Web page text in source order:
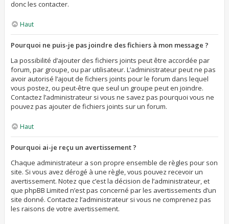
donc les contacter.
Haut
Pourquoi ne puis-je pas joindre des fichiers à mon message ?
La possibilité d’ajouter des fichiers joints peut être accordée par
forum, par groupe, ou par utilisateur. L’administrateur peut ne pas
avoir autorisé l’ajout de fichiers joints pour le forum dans lequel
vous postez, ou peut-être que seul un groupe peut en joindre.
Contactez l’administrateur si vous ne savez pas pourquoi vous ne
pouvez pas ajouter de fichiers joints sur un forum.
Haut
Pourquoi ai-je reçu un avertissement ?
Chaque administrateur a son propre ensemble de règles pour son
site. Si vous avez dérogé à une règle, vous pouvez recevoir un
avertissement. Notez que c’est la décision de l’administrateur, et
que phpBB Limited n’est pas concerné par les avertissements d’un
site donné. Contactez l’administrateur si vous ne comprenez pas
les raisons de votre avertissement.